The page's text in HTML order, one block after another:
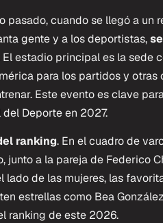
pasado, cuando se llegó a un
gente y a los deportistas,
El estadio principal es la sede
para los partidos y otras
Este evento es clave
Deporte en 2027.
ranking. En el cuadro de
junto a la pareja de Federico
lado de las mujeres, las
estrellas como Bea
ranking de este 2026.